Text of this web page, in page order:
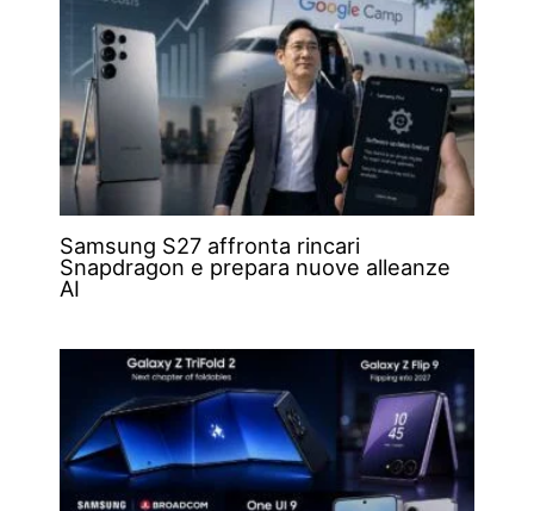
Samsung S27 affronta rincari
Snapdragon e prepara nuove alleanze
AI